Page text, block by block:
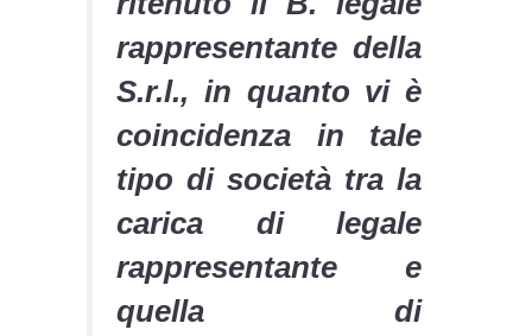
rappresentante della
S.r.l., in quanto vi è
coincidenza in tale
tipo di società tra la
carica di legale
rappresentante e
quella di